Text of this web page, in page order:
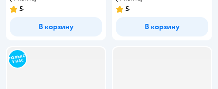
5
В корзину
5
В корзину